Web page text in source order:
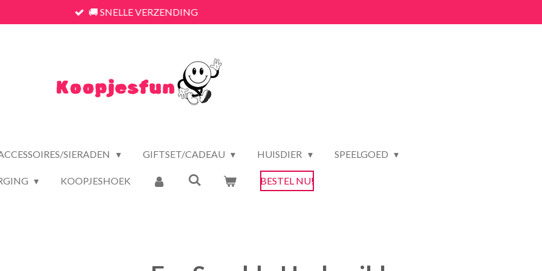
🚚 SNELLE VERZENDING
SIERADEN GIFTSET/CADEAU HUISDIER SPEELGOED
KOOPJESHOEK BESTEL NU!